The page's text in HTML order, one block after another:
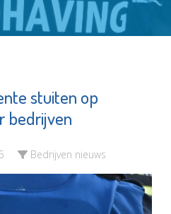
stuiten op
bedrijven
Bedrijven nieuws